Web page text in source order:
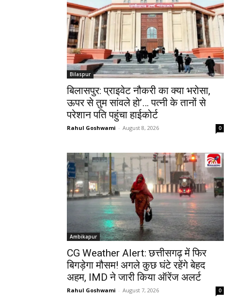
Bilaspur
बिलासपुर: प्राइवेट नौकरी का क्या भरोसा,
ऊपर से तुम सांवले हो’… पत्नी के तानों से
परेशान पति पहुंचा हाईकोर्ट
Rahul Goshwami - August 8, 2026 0
Ambikapur
CG Weather Alert: छत्तीसगढ़ में फिर
बिगड़ेगा मौसम! अगले कुछ घंटे रहेंगे बेहद
अहम, IMD ने जारी किया ऑरेंज अलर्ट
Rahul Goshwami - August 7, 2026 0